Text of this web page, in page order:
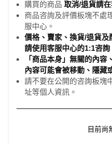
購買的商品 取消/退貨請
商品咨詢及評價板塊不處
服中心。
價格、賣家、換貨/退貨
請使用客服中心的1:1咨詢
「商品本身」無關的內
內容可能會被移動、隱藏
請不要在公開的咨詢板塊
址等個人資訊。
目前尚